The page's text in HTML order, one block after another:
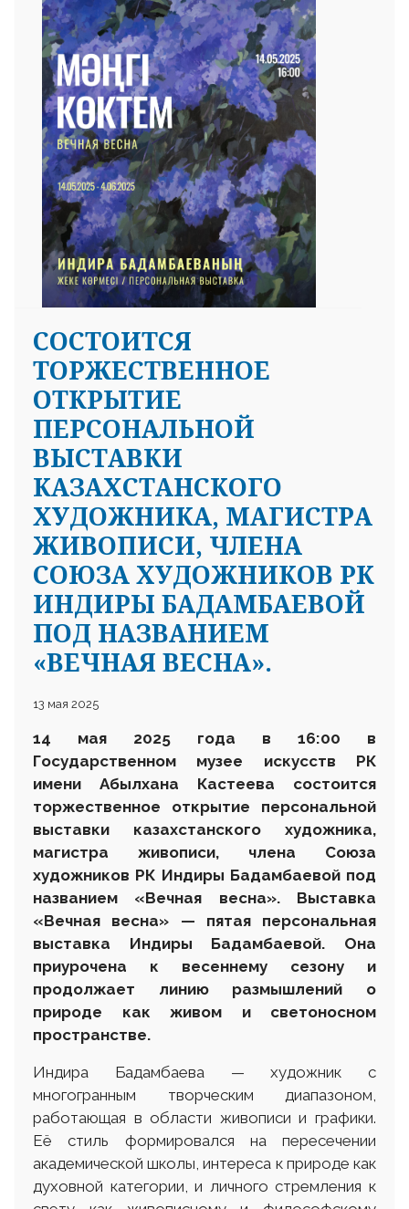
СОСТОИТСЯ
ТОРЖЕСТВЕННОЕ
ОТКРЫТИЕ
ПЕРСОНАЛЬНОЙ
ВЫСТАВКИ
КАЗАХСТАНСКОГО
ХУДОЖНИКА, МАГИСТРА
ЖИВОПИСИ, ЧЛЕНА
СОЮЗА ХУДОЖНИКОВ РК
ИНДИРЫ БАДАМБАЕВОЙ
ПОД НАЗВАНИЕМ
«ВЕЧНАЯ ВЕСНА».
13 мая 2025
14 мая 2025 года в 16:00 в
Государственном музее искусств РК
имени Абылхана Кастеева состоится
торжественное открытие персональной
выставки казахстанского художника,
магистра живописи, члена Союза
художников РК Индиры Бадамбаевой под
названием «Вечная весна». Выставка
«Вечная весна» — пятая персональная
выставка Индиры Бадамбаевой. Она
приурочена к весеннему сезону и
продолжает линию размышлений о
природе как живом и светоносном
пространстве.
Индира Бадамбаева — художник с
многогранным творческим диапазоном,
работающая в области живописи и графики.
Её стиль формировался на пересечении
академической школы, интереса к природе как
духовной категории, и личного стремления к